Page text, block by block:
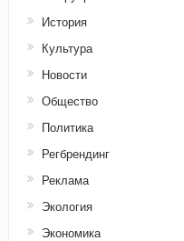
История
Культура
Новости
Общество
Политика
Регбрендинг
Реклама
Экология
Экономика